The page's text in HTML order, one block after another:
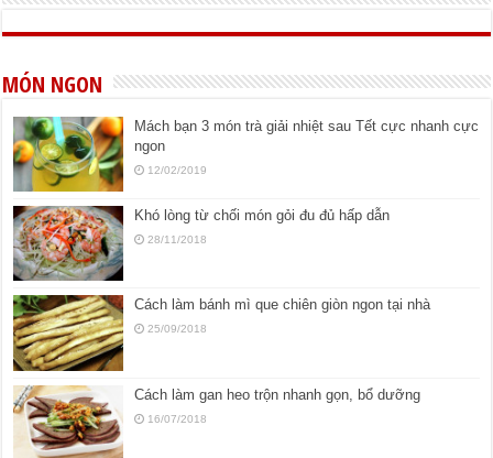
MÓN NGON
Mách bạn 3 món trà giải nhiệt sau Tết cực nhanh cực
ngon
12/02/2019
Khó lòng từ chối món gỏi đu đủ hấp dẫn
28/11/2018
Cách làm bánh mì que chiên giòn ngon tại nhà
25/09/2018
Cách làm gan heo trộn nhanh gọn, bổ dưỡng
16/07/2018